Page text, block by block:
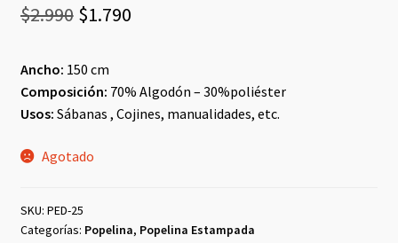
$2.990 El
original
era:
$1.790El
es:
Ancho: 150 cm
Composición: 70% Algodón – 30%poliéster
Usos: Sábanas , Cojines, manualidades, etc.
Agotado
SKU: PED-25
Categorías: Popelina, Popelina Estampada